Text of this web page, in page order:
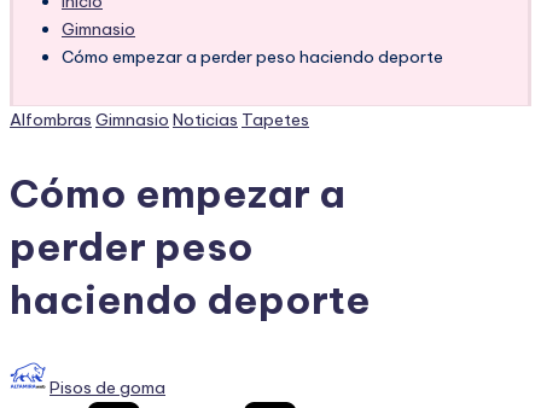
Gimnasio
Cómo empezar a perder peso haciendo deporte
Publicado
Alfombras Gimnasio Noticias Tapetes
Cómo empezar a
perder peso
haciendo deporte
Publicado
Pisos de goma